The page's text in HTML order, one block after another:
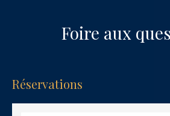
5
Foire aux
Réservations